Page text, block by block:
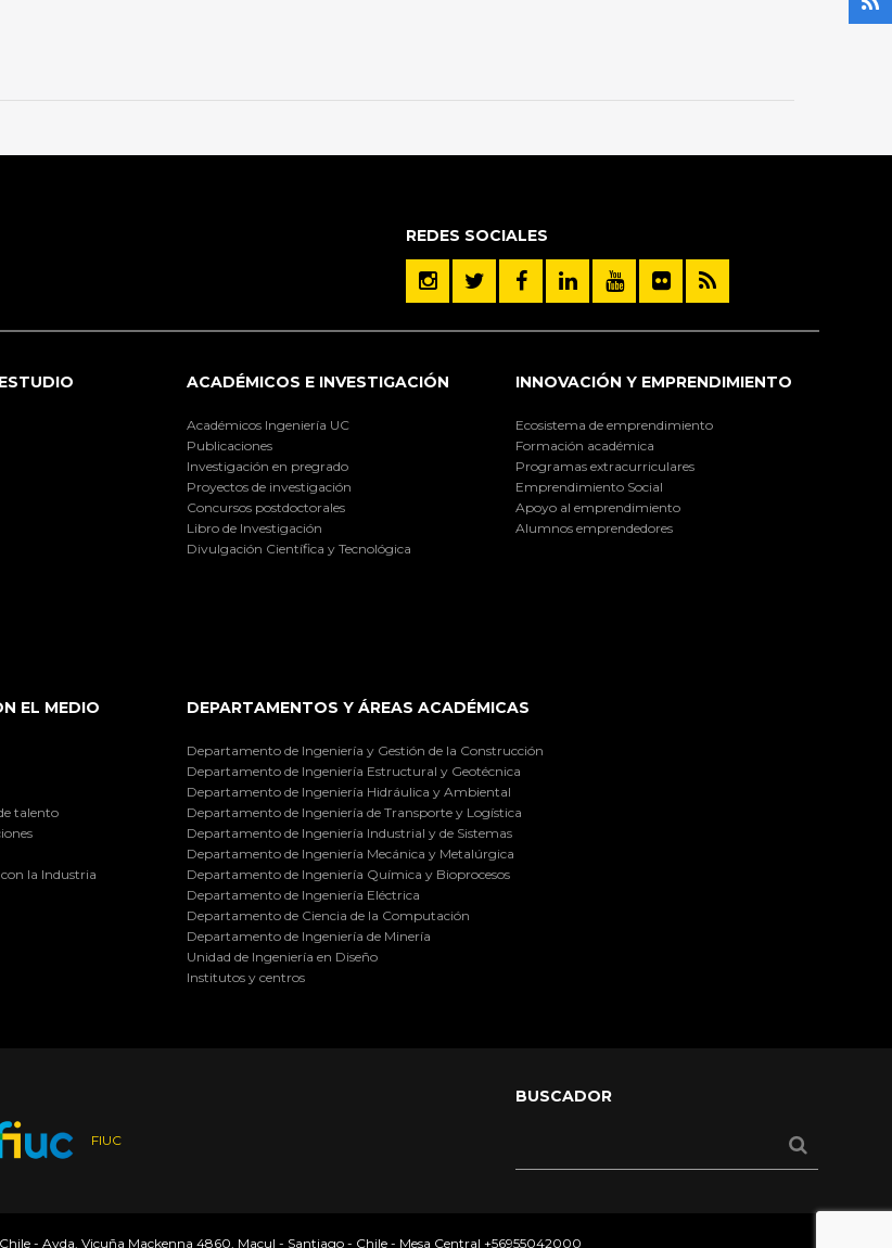
REDES SOCIALES
ACADÉMICOS E INVESTIGACIÓN
Académicos Ingeniería UC
Publicaciones
Investigación en pregrado
Proyectos de investigación
Concursos postdoctorales
Libro de Investigación
Divulgación Científica y Tecnológica
INNOVACIÓN Y EMPRENDIMIENTO
Ecosistema de emprendimiento
Formación académica
Programas extracurriculares
Emprendimiento Social
Apoyo al emprendimiento
Alumnos emprendedores
EL MEDIO
talento
la Industria
DEPARTAMENTOS Y ÁREAS ACADÉMICAS
Departamento de Ingeniería y Gestión de la Construcción
Departamento de Ingeniería Estructural y Geotécnica
Departamento de Ingeniería Hidráulica y Ambiental
Departamento de Ingeniería de Transporte y Logística
Departamento de Ingeniería Industrial y de Sistemas
Departamento de Ingeniería Mecánica y Metalúrgica
Departamento de Ingeniería Química y Bioprocesos
Departamento de Ingeniería Eléctrica
Departamento de Ciencia de la Computación
Departamento de Ingeniería de Minería
Unidad de Ingeniería en Diseño
Institutos y centros
FIUC
BUSCADOR
- Avda. Vicuña Mackenna 4860, Macul - Santiago - Chile - Mesa Central +56955042000